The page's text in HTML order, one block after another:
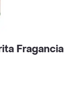
Fragancia